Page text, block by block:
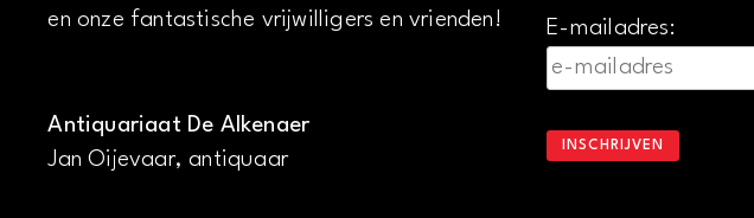
en onze fantastische vrijwilligers en vrienden!
Antiquariaat De Alkenaer
Jan Oijevaar, antiquaar
E-mailadres: